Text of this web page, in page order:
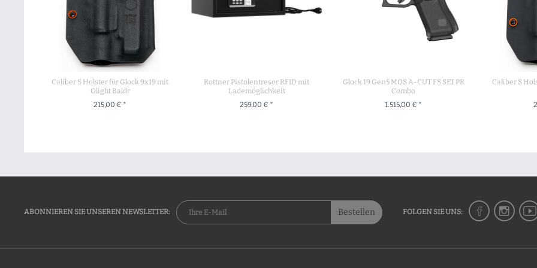
Caliber S Holster für Glock 9x19 mit
Olight Baldr
215,00 € *
Rottner Pistolentresor RFID mit
Lademöglichkeit
259,00 € *
Glock 19 Gen5 MOS A-CUT FS SET PR
Combo
1.515,00 € *
Caliber S
ABONNIEREN SIE UNSEREN NEWSLETTER: Bestellen FOLGEN SIE UNS: